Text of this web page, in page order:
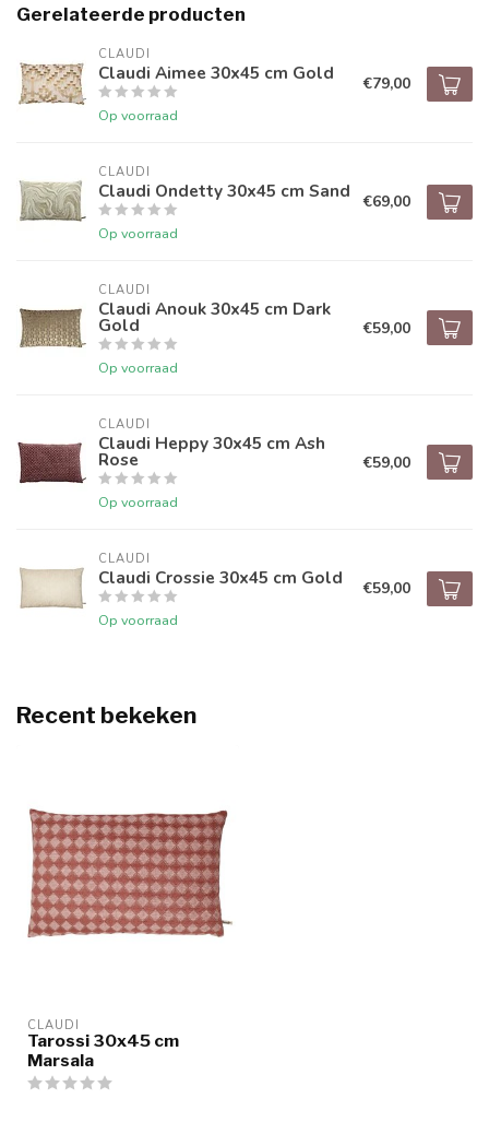
Gerelateerde producten
CLAUDI
Claudi Aimee 30x45 cm Gold
Op voorraad
€79,00
CLAUDI
Claudi Ondetty 30x45 cm Sand
Op voorraad
€69,00
CLAUDI
Claudi Anouk 30x45 cm Dark
Gold
Op voorraad
€59,00
CLAUDI
Claudi Heppy 30x45 cm Ash
Rose
Op voorraad
€59,00
CLAUDI
Claudi Crossie 30x45 cm Gold
Op voorraad
€59,00
Recent bekeken
CLAUDI
Tarossi 30x45 cm
Marsala